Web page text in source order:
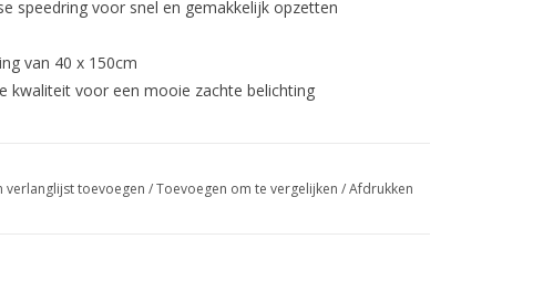
speedring voor snel en gemakkelijk opzetten
van 40 x 150cm
kwaliteit voor een mooie zachte belichting
verlanglijst toevoegen /Toevoegen om te vergelijken /Afdrukken